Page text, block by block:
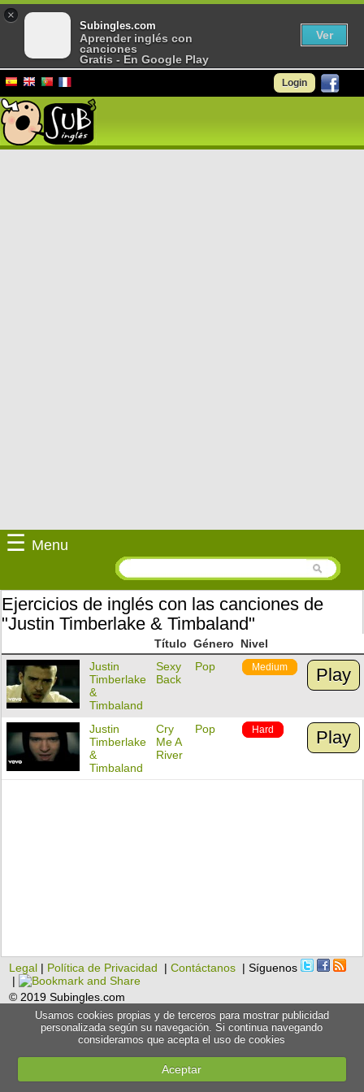
Login
☰ Menu
Ejercicios de inglés con las canciones de
"Justin Timberlake & Timbaland"
Título Género
Nivel
Justin
Timberlake
&
Timbaland
Sexy
Back
Pop Medium Play
Justin
Timberlake
&
Timbaland
Cry
Me A
River
Pop Hard Play
Legal | Política de Privacidad |Contáctanos | Síguenos
|
© 2019 Subingles.com
Usamos cookies propias y de terceros para mostrar publicidad
personalizada según su navegación. Si continua navegando
consideramos que acepta el uso de cookies
Aceptar
×
Subingles.com
Aprender inglés con
canciones
Gratis - En Google Play
Ver